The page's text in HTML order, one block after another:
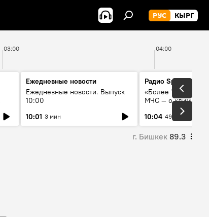
РУС КЫРГ
03:00 04:00
Ежедневные новости
Ежедневные новости. Выпуск
10:00
10:01 3 мин
Радио Sputnik
«Более 1200 сёл в
МЧС — о климате,
системе
населения
10:04 49 мин
г. Бишкек 89.3